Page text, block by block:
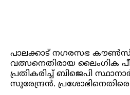
പാലക്കാട് ന​ഗരസഭ
വത്സനെതിരായ ലൈം​ഗിക
പ്രതികരിച്ച് ബിജെപി
സുരേന്ദ്രന്‍. പ്രശോഭിനെതിരെ